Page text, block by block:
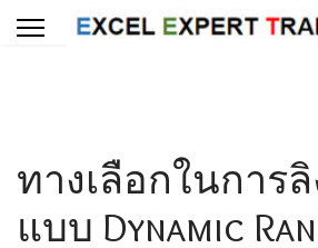
ทางเลือกในการ
แบบ Dynamic